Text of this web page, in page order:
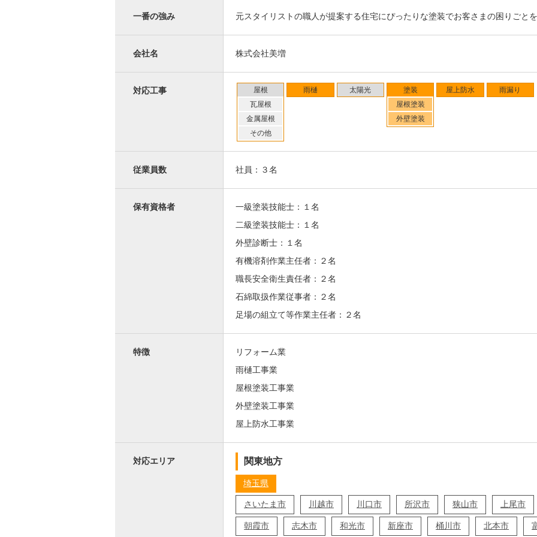
一番の強み 元スタイリストの職人が提案する住宅にぴったりな塗装でお客さまの困りごと
会社名 株式会社美増
対応工事
屋根
瓦屋根
金属屋根
その他
雨樋 太陽光
塗装
屋根塗装
外壁塗装
屋上防水 雨漏り
従業員数 社員：３名
保有資格者
一級塗装技能士：１名
二級塗装技能士：１名
外壁診断士：１名
有機溶剤作業主任者：２名
職長安全衛生責任者：２名
石綿取扱作業従事者：２名
足場の組立て等作業主任者：２名
特徴
リフォーム業
雨樋工事業
屋根塗装工事業
外壁塗装工事業
屋上防水工事業
対応エリア 関東地方
埼玉県
さいたま市 川越市 川口市 所沢市 狭山市 上尾市
朝霞市 志木市 和光市 新座市 桶川市 北本市